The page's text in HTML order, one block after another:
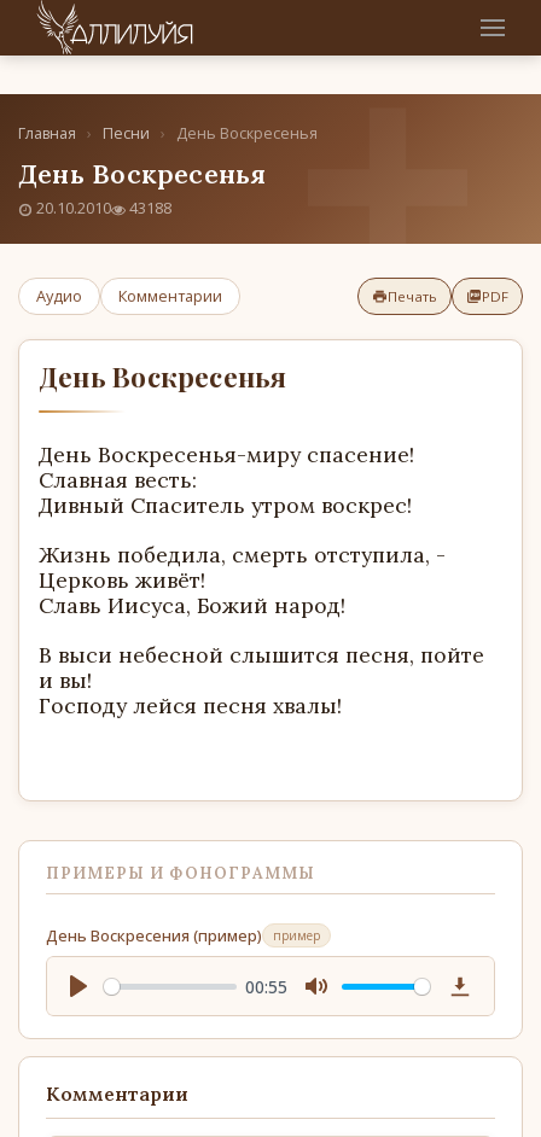
Главная › Песни › День Воскресенья
День Воскресенья
20.10.2010 43188
Аудио Комментарии Печать PDF
День Воскресенья
День Воскресенья-миру спасение!
Славная весть:
Дивный Спаситель утром воскрес!
Жизнь победила, смерть отступила, -
Церковь живёт!
Славь Иисуса, Божий народ!
В выси небесной слышится песня, пойте
и вы!
Господу лейся песня хвалы!
ПРИМЕРЫ И ФОНОГРАММЫ
День Воскресения (пример) пример
00:55
Download
Комментарии